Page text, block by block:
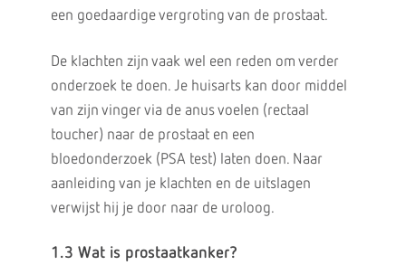
een goedaardige vergroting van de prostaat.
De klachten zijn vaak wel een reden om verder
onderzoek te doen. Je huisarts kan door middel
van zijn vinger via de anus voelen (rectaal
toucher) naar de prostaat en een
bloedonderzoek (PSA test) laten doen. Naar
aanleiding van je klachten en de uitslagen
verwijst hij je door naar de uroloog.
1.3 Wat is prostaatkanker?